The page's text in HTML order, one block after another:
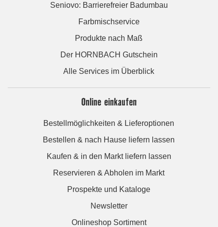
Seniovo: Barrierefreier Badumbau
Farbmischservice
Produkte nach Maß
Der HORNBACH Gutschein
Alle Services im Überblick
Online einkaufen
Bestellmöglichkeiten & Lieferoptionen
Bestellen & nach Hause liefern lassen
Kaufen & in den Markt liefern lassen
Reservieren & Abholen im Markt
Prospekte und Kataloge
Newsletter
Onlineshop Sortiment